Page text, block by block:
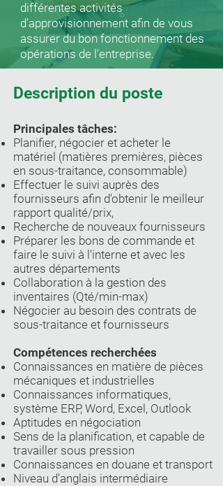
différentes activités
d'approvisionnement afin de vous
assurer du bon fonctionnement des
opérations de l'entreprise.
Description du poste
Principales tâches:
Planifier, négocier et acheter le
matériel (matières premières, pièces
en sous-traitance, consommable)
Effectuer le suivi auprès des
fournisseurs afin d'obtenir le meilleur
rapport qualité/prix,
Recherche de nouveaux fournisseurs
Préparer les bons de commande et
faire le suivi à l'interne et avec les
autres départements
Collaboration à la gestion des
inventaires (Qté/min-max)
Négocier au besoin des contrats de
sous-traitance et fournisseurs
Compétences recherchées
Connaissances en matière de pièces
mécaniques et industrielles
Connaissances informatiques,
système ERP, Word, Excel, Outlook
Aptitudes en négociation
Sens de la planification, et capable de
travailler sous pression
Connaissances en douane et transport
Niveau d'anglais intermédiaire